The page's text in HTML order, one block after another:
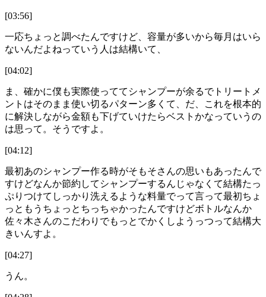
[03:56]
一応ちょっと調べたんですけど、容量が多いから毎月はいら
ないんだよねっていう人は結構いて、
[04:02]
ま、確かに僕も実際使っててシャンプーが余るでトリートメ
ントはそのまま使い切るパターン多くて、だ、これを根本的
に解決しながら金額も下げていけたらベストかなっていうの
は思って。そうですよ。
[04:12]
最初あのシャンプー作る時がそもそさんの思いもあったんで
すけどなんか節約してシャンプーするんじゃなくて結構たっ
ぷりつけてしっかり洗えるような料量でって言って最初ちょ
っともうちょっとちっちゃかったんですけどボトルなんか
佐々木さんのこだわりでもっとでかくしようっつって結構大
きいんすよ。
[04:27]
うん。